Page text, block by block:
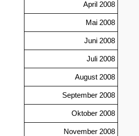
April 2008
Mai 2008
Juni 2008
Juli 2008
August 2008
September 2008
Oktober 2008
November 2008